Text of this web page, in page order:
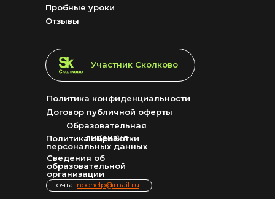
почта: noohelp@mail.ru
Сведения об
образовательной
организации
Образовательная
лицензия
Договор публичной оферты
Политика конфиденциальности
Отзывы
Пробные уроки
Участник Сколково
LET'S GO!
Политика обработки
персональных данных